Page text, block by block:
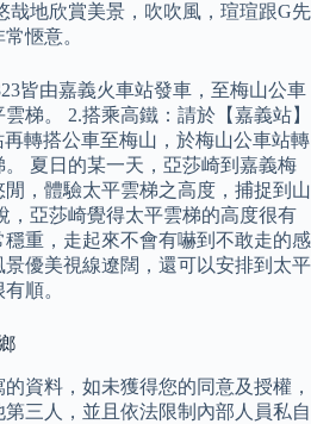
哉地欣賞美景，吹吹風，瑄瑄跟G先
愜意。
皆由嘉義火車站發車，至梅山公車
梯。 2.搭乘高鐵：請於【嘉義站】
轉搭公車至梅山，於梅山公車站轉
夏日的某一天，亞莎崎到嘉義梅
，體驗太平雲梯之高度，捕捉到山
，亞莎崎覺得太平雲梯的高度很有
重，走起來不會有嚇到不敢走的感
優美視線遼闊，還可以安排到太平
順。
資料，如未獲得您的同意及授權，
三人，並且依法限制內部人員私自